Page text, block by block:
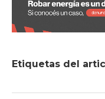
Etiquetas del